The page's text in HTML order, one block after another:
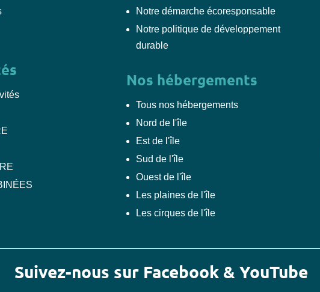
Notre démarche écoresponsable
Notre politique de développement
durable
Nos hébergements
Tous nos hébergements
Nord de l'île
Est de l'île
Sud de l'île
Ouest de l'île
Les plaines de l'île
Les cirques de l'île
Suivez-nous sur Facebook & YouTube